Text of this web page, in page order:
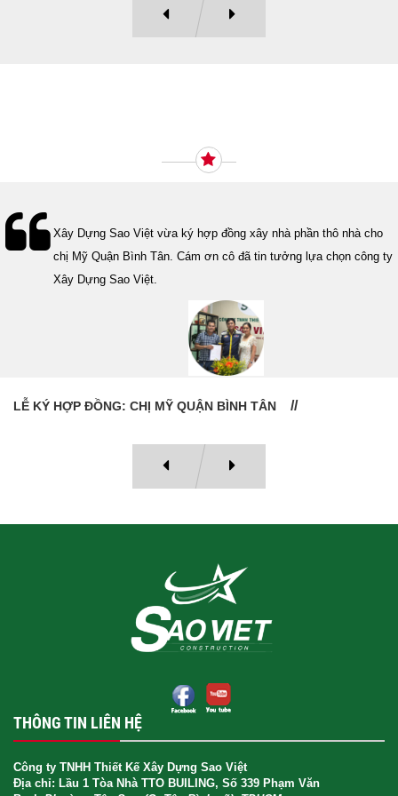
Lễ bàn giao nhà cho gia đình Cô Vân quận 11. Cám ơn anh Tính
đã tin tưởng, lựa chọn công ty Xây Dựng Sao Việt.
LỄ BÀN GIAO NHÀ: CÔ VÂN QUẬN 11
THÔNG TIN LIÊN HỆ
Công ty TNHH Thiết Kế Xây Dựng Sao Việt
Địa chỉ: Lầu 1 Tòa Nhà TTO BUILING, Số 339 Phạm Văn